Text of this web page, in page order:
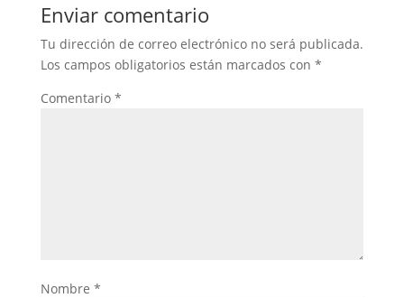
Enviar comentario
Tu dirección de correo electrónico no será publicada.
Los campos obligatorios están marcados con *
Comentario *
Nombre *